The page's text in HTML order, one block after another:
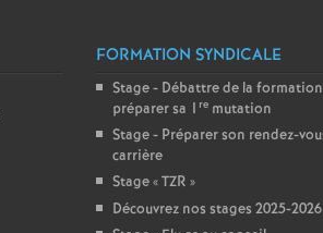
FORMATION SYNDICALE
Stage - Débattre de la
préparer sa 1 remutation
Stage - Préparer son rendez-
carrière
Stage «TZR »
Découvrez nos stages 2025-2026